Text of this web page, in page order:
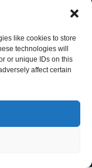
like cookies to store
technologies will
or unique IDs on this
affect certain